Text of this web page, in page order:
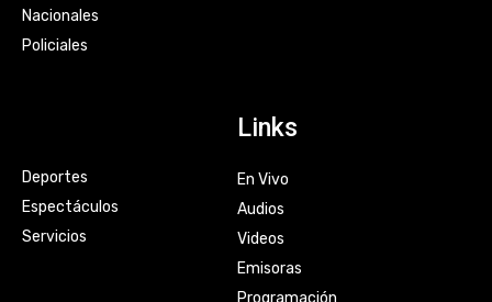
Nacionales
Policiales
Deportes
Espectáculos
Servicios
Links
En Vivo
Audios
Videos
Emisoras
Programación